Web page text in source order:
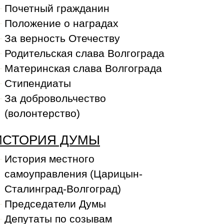
Почетный гражданин
Положение о наградах
За верность Отечеству
Родительская слава Волгограда
Материнская слава Волгограда
Стипендиаты
За добровольчество
(волонтерство)
ДУМЫ
История местного
самоуправления (Царицын-
Сталинград-Волгоград)
Председатели Думы
Депутаты по созывам